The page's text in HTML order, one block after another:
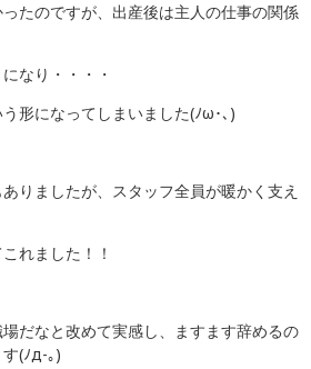
たのですが、出産後は主人の仕事の関係
なり・・・・
形になってしまいました(ﾉω･､)
りましたが、スタッフ全員が暖かく支え
れました！！
だなと改めて実感し、ますます辞めるの
(ﾉд-｡)